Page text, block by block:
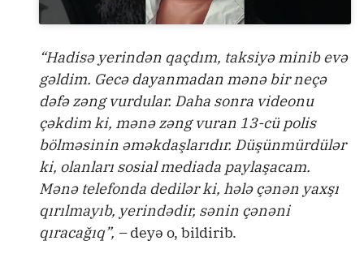
“Hadisə yerindən qaçdım, taksiyə minib evə
gəldim. Gecə dayanmadan mənə bir neçə
dəfə zəng vurdular. Daha sonra videonu
çəkdim ki, mənə zəng vuran 13-cü polis
bölməsinin əməkdaşlarıdır. Düşünmürdülər
ki, olanları sosial mediada paylaşacam.
Mənə telefonda dedilər ki, hələ çənən yaxşı
qırılmayıb, yerindədir, sənin çənəni
qıracağıq”, –deyə o, bildirib.